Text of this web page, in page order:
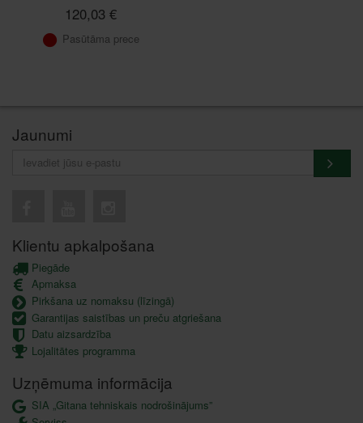
120,03 €
Pasūtāma prece
Jaunumi
Klientu apkalpošana
Piegāde
Apmaksa
Pirkšana uz nomaksu (līzingā)
Garantijas saistības un preču atgriešana
Datu aizsardzība
Lojalitātes programma
Uzņēmuma informācija
SIA „Gitana tehniskais nodrošinājums”